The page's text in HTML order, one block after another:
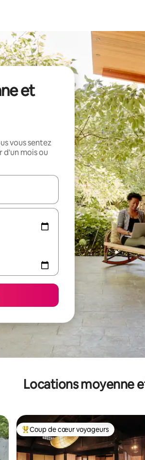
et
vous sentez
d'un mois ou
les flèches vers le haut et vers le bas
Locations moyenne
Coups de cœur voyageurs les plus
Coup de cœur voyageurs